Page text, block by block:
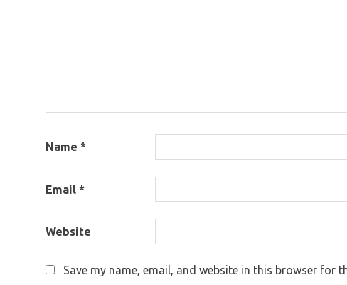
Name *
Email *
Website
Save my name, email, and website in this browser for